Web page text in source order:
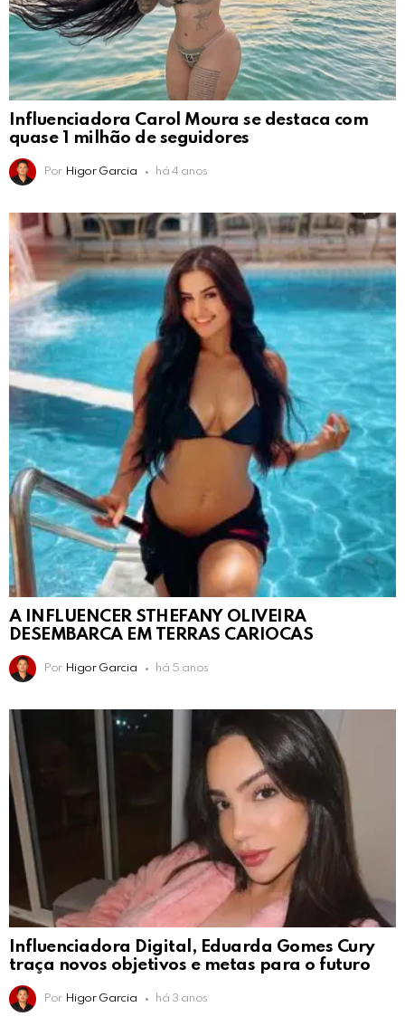
Influenciadora Carol Moura se destaca com
quase 1 milhão de seguidores
Por Higor Garcia há 4 anos
A INFLUENCER STHEFANY OLIVEIRA
DESEMBARCA EM TERRAS CARIOCAS
Por Higor Garcia há 5 anos
Influenciadora Digital, Eduarda Gomes Cury
traça novos objetivos e metas para o futuro
Por Higor Garcia há 3 anos